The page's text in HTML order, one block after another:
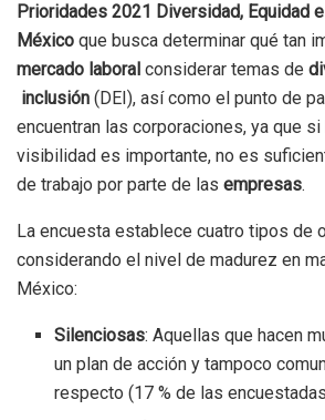
Prioridades 2021 Diversidad, Equidad
México que busca determinar qué tan
mercado laboral considerar temas de
inclusión (DEI), así como el punto de
encuentran las corporaciones, ya que
visibilidad es importante, no es
de trabajo por parte de las empresas.
La encuesta establece cuatro tipos de
considerando el nivel de madurez en
México:
Silenciosas: Aquellas que hacen
un plan de acción y tampoco
respecto (17 % de las